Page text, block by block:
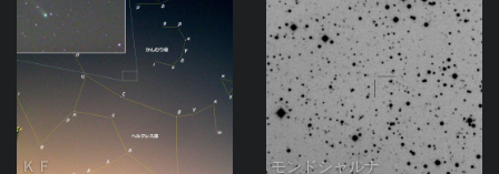
ＫＦ モンドシャルナ